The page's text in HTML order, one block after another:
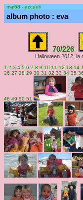
mai68 - accueil
album photo : eva
70/226
Halloween 2012, la
1 2 3 4 5 6 7 8 9 10 11 12 13 14
26 27 28 29 30 31 32 33 34 35 36
48 49 50 51